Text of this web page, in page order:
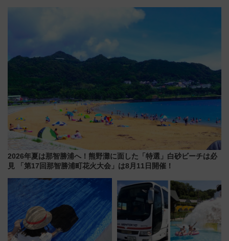
2026年夏は那智勝浦へ！熊野灘に面した「特選」白砂ビーチは必
見 「第17回那智勝浦町花火大会」は8月11日開催！